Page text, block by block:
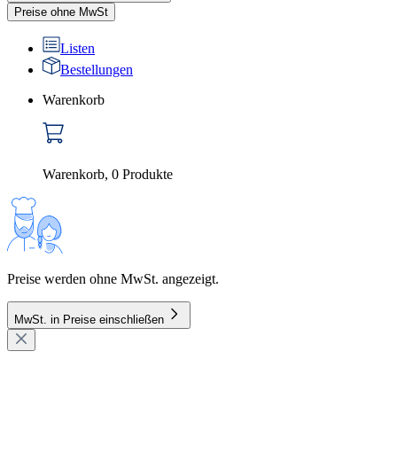
Preise ohne MwSt
Listen
Bestellungen
Warenkorb
Warenkorb, 0 Produkte
Preise werden ohne MwSt. angezeigt.
MwSt. in Preise einschließen